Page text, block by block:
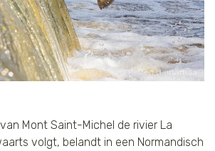
Petteri Hautamaa
Mont Saint-Michel de rivier La
volgt, belandt in een Normandisch